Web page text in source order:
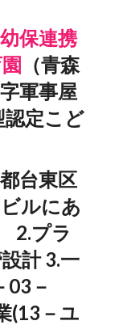
保連携
（青森
軍事屋
認定こど
台東区
ルにあ
2.プラ
計 3.一
03－
(13－ユ